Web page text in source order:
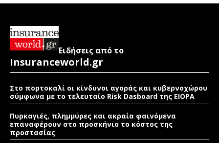
Ειδήσεις από το
Insuranceworld.gr
Στο πορτοκαλί οι κίνδυνοι αγοράς και κυβερνοχώρου
σύμφωνα με το τελευταίο Risk Dasboard της EIOPA
Πυρκαγιές, πλημμύρες και ακραία φαινόμενα
επαναφέρουν στο προσκήνιο το κόστος της
προστασίας